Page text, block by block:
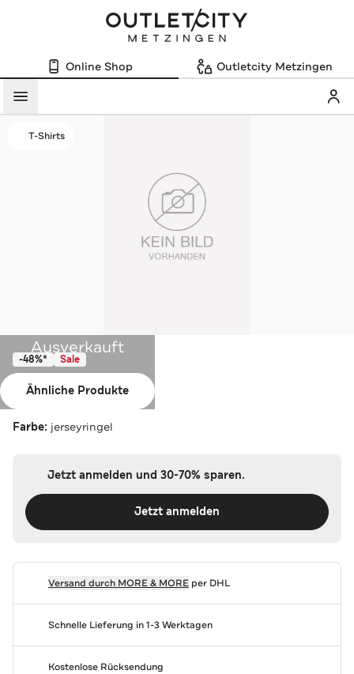
Online Shop Outletcity Metzingen
Menü
T-Shirts
Ausverkauft
Ähnliche Produkte
-48%* Sale
MORE & MORE
Farbe: jerseyringel
Jetzt anmelden und 30-70% sparen.
Jetzt anmelden
Versand durch MORE & MOREper DHL
Schnelle Lieferung in 1-3 Werktagen
Kostenlose Rücksendung